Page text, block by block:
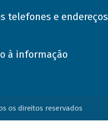
telefones e endereços
à informação
os direitos reservados